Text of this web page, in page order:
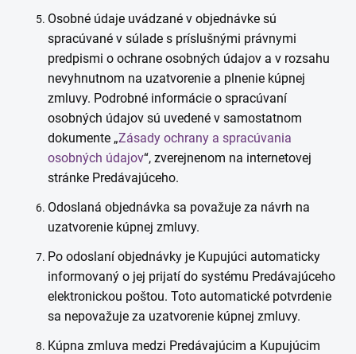
Osobné údaje uvádzané v objednávke sú
spracúvané v súlade s príslušnými právnymi
predpismi o ochrane osobných údajov a v rozsahu
nevyhnutnom na uzatvorenie a plnenie kúpnej
zmluvy. Podrobné informácie o spracúvaní
osobných údajov sú uvedené v samostatnom
dokumente „Zásady ochrany a spracúvania
osobných údajov“, zverejnenom na internetovej
stránke Predávajúceho.
Odoslaná objednávka sa považuje za návrh na
uzatvorenie kúpnej zmluvy.
Po odoslaní objednávky je Kupujúci automaticky
informovaný o jej prijatí do systému Predávajúceho
elektronickou poštou. Toto automatické potvrdenie
sa nepovažuje za uzatvorenie kúpnej zmluvy.
Kúpna zmluva medzi Predávajúcim a Kupujúcim